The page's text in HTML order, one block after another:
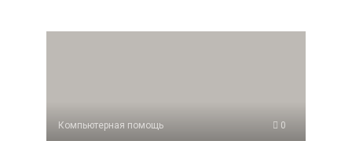
Компьютерная помощь 0